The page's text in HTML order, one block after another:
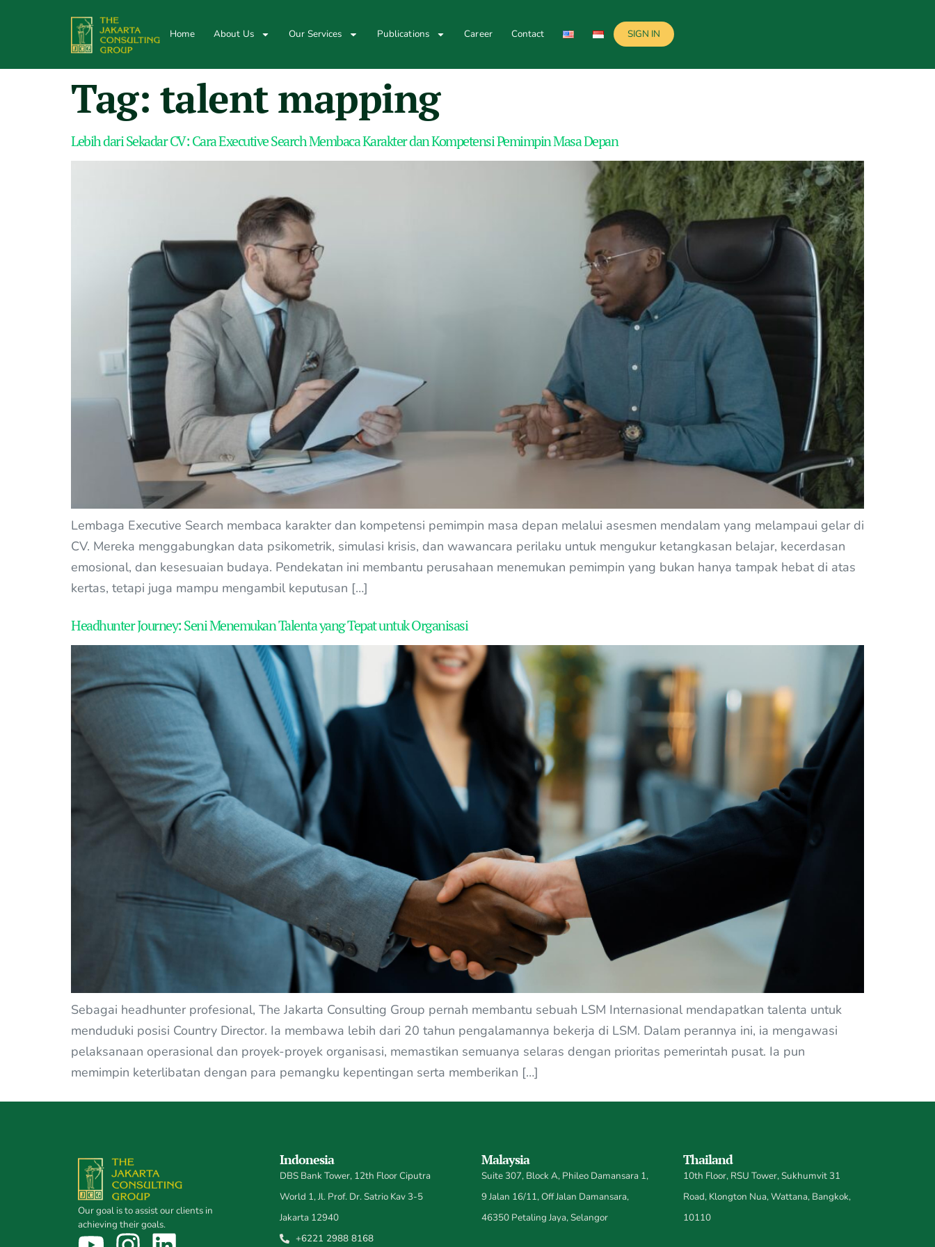
Home About Us Our Services Publications Career Contact SIGN IN
Tag: talent mapping
Lebih dari Sekadar CV: Cara Executive Search Membaca Karakter dan Kompetensi Pemimpin Masa Depan
Lembaga Executive Search membaca karakter dan kompetensi pemimpin masa depan melalui asesmen mendalam yang melampaui gelar di
CV. Mereka menggabungkan data psikometrik, simulasi krisis, dan wawancara perilaku untuk mengukur ketangkasan belajar, kecerdasan
emosional, dan kesesuaian budaya. Pendekatan ini membantu perusahaan menemukan pemimpin yang bukan hanya tampak hebat di atas
kertas, tetapi juga mampu mengambil keputusan […]
Headhunter Journey: Seni Menemukan Talenta yang Tepat untuk Organisasi
Sebagai headhunter profesional, The Jakarta Consulting Group pernah membantu sebuah LSM Internasional mendapatkan talenta untuk
menduduki posisi Country Director. Ia membawa lebih dari 20 tahun pengalamannya bekerja di LSM. Dalam perannya ini, ia mengawasi
pelaksanaan operasional dan proyek-proyek organisasi, memastikan semuanya selaras dengan prioritas pemerintah pusat. Ia pun
memimpin keterlibatan dengan para pemangku kepentingan serta memberikan […]
Our goal is to assist our clients in
achieving their goals.
Indonesia
DBS Bank Tower, 12th Floor Ciputra
World 1, Jl. Prof. Dr. Satrio Kav 3-5
Jakarta 12940
+6221 2988 8168
Malaysia
Suite 307, Block A, Phileo Damansara 1,
9 Jalan 16/11, Off Jalan Damansara,
46350 Petaling Jaya, Selangor
Thailand
10th Floor, RSU Tower, Sukhumvit 31
Road, Klongton Nua, Wattana, Bangkok,
10110